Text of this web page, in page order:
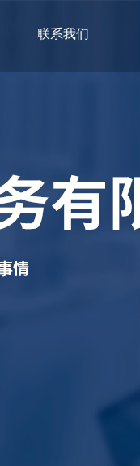
联系我们